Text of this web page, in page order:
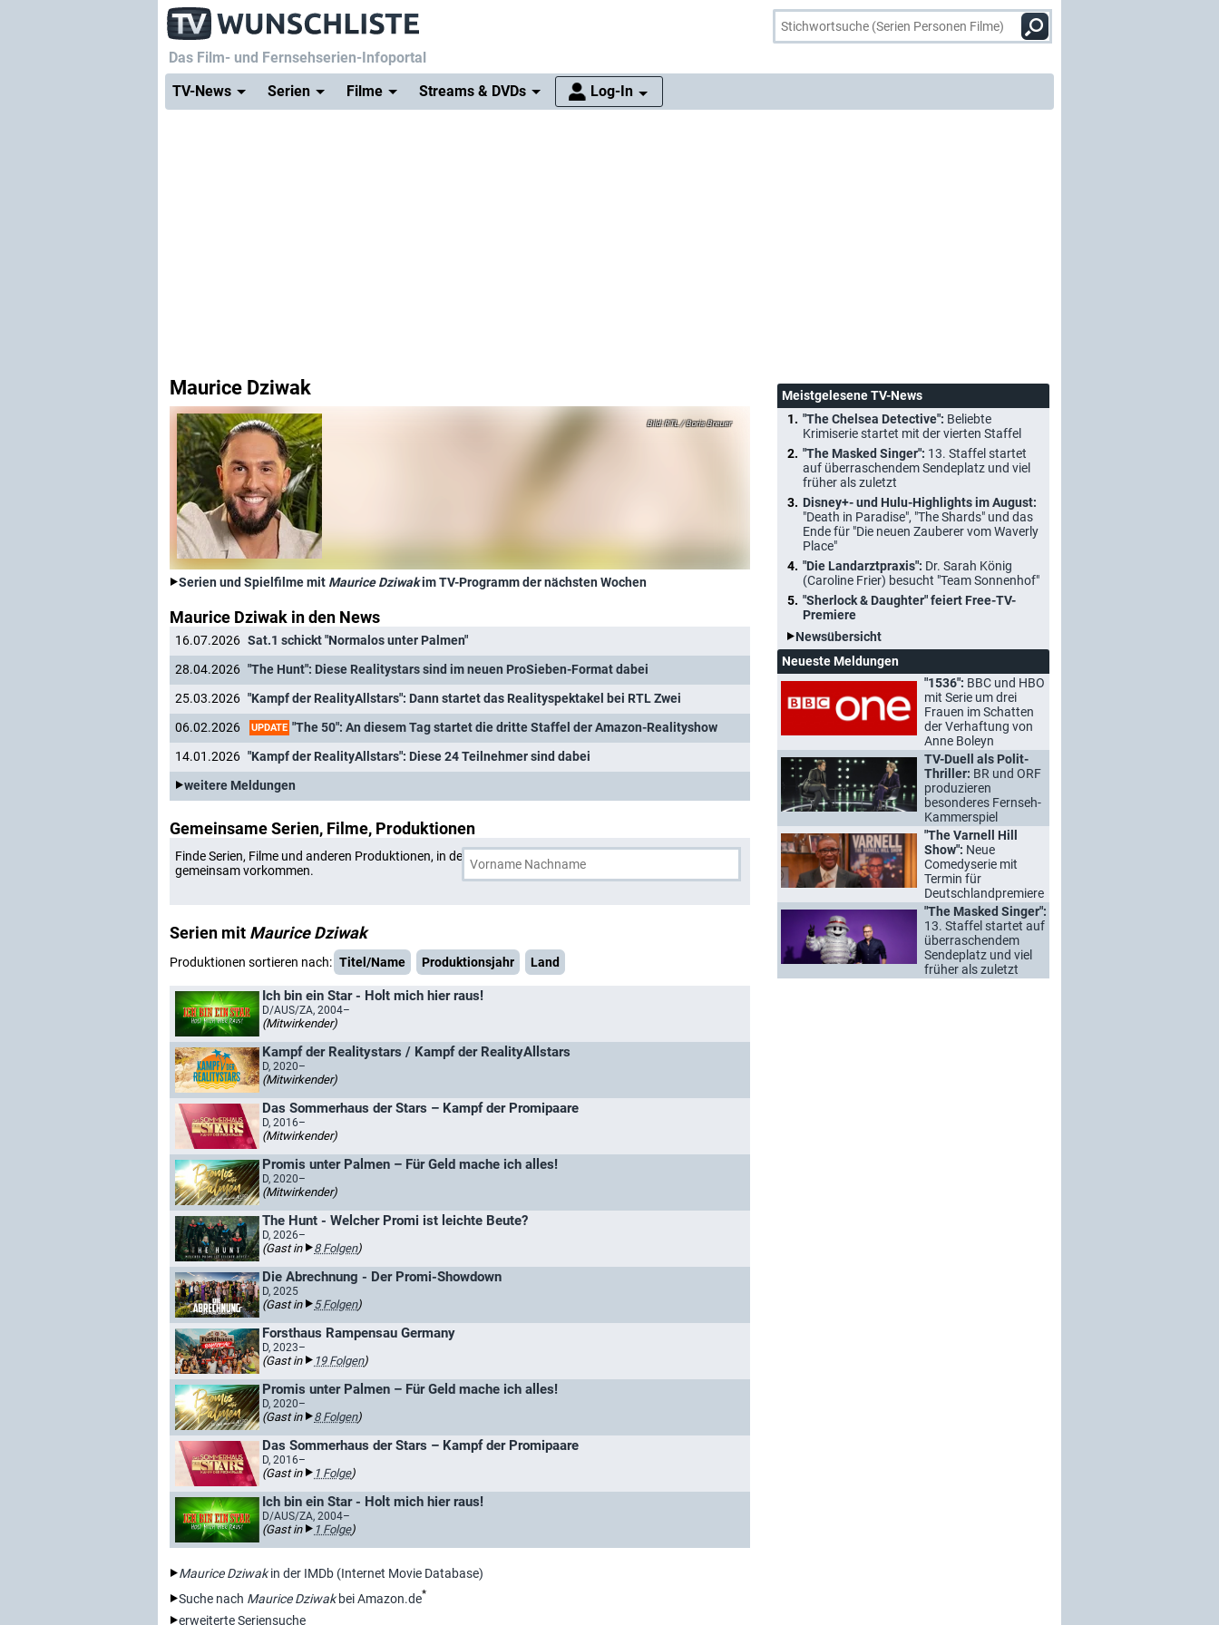
Das Film- und Fernsehserien-Infoportal
TV-News
Serien Filme Streams & DVDs Log-In
Maurice Dziwak
RTL / Boris Breuer
Serien und Spielfilme mit Maurice Dziwakim TV-Programm der nächsten Wochen
Maurice Dziwak in den News
16.07.2026 Sat.1 schickt "Normalos unter Palmen"
28.04.2026 "The Hunt": Diese Realitystars sind im neuen ProSieben-Format dabei
25.03.2026 "Kampf der RealityAllstars": Dann startet das Realityspektakel bei RTL Zwei
06.02.2026
UPDATE "The 50": An diesem Tag startet die dritte Staffel der Amazon-Realityshow
14.01.2026 "Kampf der RealityAllstars": Diese 24 Teilnehmer sind dabei
weitere Meldungen
Gemeinsame Serien, Filme, Produktionen
Finde Serien, Filme und anderen Produktionen, in denen Maurice Dziwak
gemeinsam vorkommen.
Serien mit Maurice Dziwak
Produktionen sortieren nach: Titel/Name Produktionsjahr Land
Ich bin ein Star - Holt mich hier raus!
D/AUS/ZA, 2004–
(Mitwirkender)
Kampf der Realitystars / Kampf der RealityAllstars
D, 2020–
(Mitwirkender)
Das Sommerhaus der Stars – Kampf der Promipaare
D, 2016–
(Mitwirkender)
Promis unter Palmen – Für Geld mache ich alles!
D, 2020–
(Mitwirkender)
The Hunt - Welcher Promi ist leichte Beute?
D, 2026–
(Gast in 8 Folgen)
Die Abrechnung - Der Promi-Showdown
D, 2025
(Gast in 5 Folgen)
Forsthaus Rampensau Germany
D, 2023–
(Gast in 19 Folgen)
Promis unter Palmen – Für Geld mache ich alles!
D, 2020–
(Gast in 8 Folgen)
Das Sommerhaus der Stars – Kampf der Promipaare
D, 2016–
(Gast in 1 Folge)
Ich bin ein Star - Holt mich hier raus!
D/AUS/ZA, 2004–
(Gast in 1 Folge)
Maurice Dziwakin der IMDb (Internet Movie Database)
Suche nach Maurice Dziwakbei Amazon.de*
erweiterte Seriensuche
Meistgelesene TV-News
"The Chelsea Detective": Beliebte
Krimiserie startet mit der vierten Staffel
"The Masked Singer": 13. Staffel startet
auf überraschendem Sendeplatz und viel
früher als zuletzt
Disney+- und Hulu-Highlights im August:
"Death in Paradise", "The Shards" und das
Ende für "Die neuen Zauberer vom Waverly
Place"
"Die Landarztpraxis": Dr. Sarah König
(Caroline Frier) besucht "Team Sonnenhof"
"Sherlock & Daughter" feiert Free-TV-
Premiere
Newsübersicht
Neueste Meldungen
"1536": BBC und HBO
mit Serie um drei
Frauen im Schatten
der Verhaftung von
Anne Boleyn
TV-Duell als Polit-
Thriller: BR und ORF
produzieren
besonderes Fernseh-
Kammerspiel
"The Varnell Hill
Show": Neue
Comedyserie mit
Termin für
Deutschlandpremiere
"The Masked Singer":
13. Staffel startet auf
überraschendem
Sendeplatz und viel
früher als zuletzt